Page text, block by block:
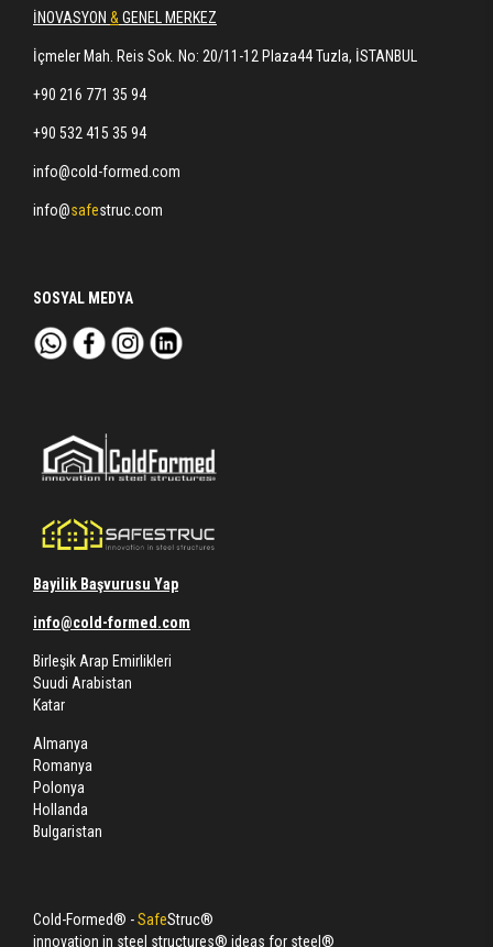
İNOVASYON & GENEL MERKEZ
İçmeler Mah. Reis Sok. No: 20/11-12 Plaza44 Tuzla, İSTANBUL
+90 216 771 35 94
+90 532 415 35 94
info@cold-formed.com
info@safestruc.com
SOSYAL MEDYA
Bayilik Başvurusu Yap
info@cold-formed.com
Birleşik Arap Emirlikleri
Suudi Arabistan
Katar
Almanya
Romanya
Polonya
Hollanda
Bulgaristan
Cold-Formed® -SafeStruc®
innovation in steel structures® ideas for steel®